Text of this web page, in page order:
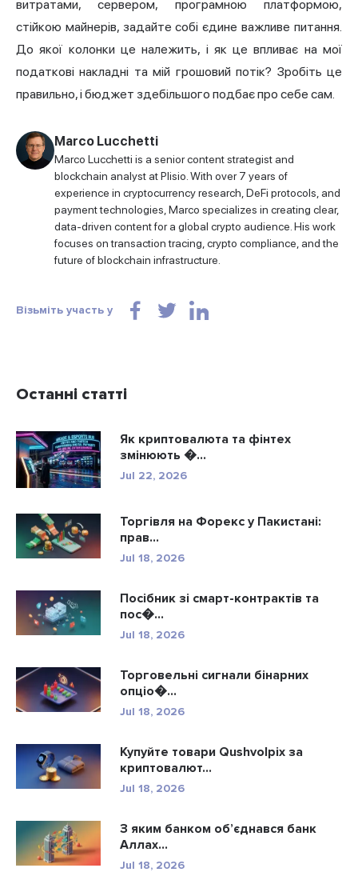
витратами, сервером, програмною платформою,
стійкою майнерів, задайте собі єдине важливе питання.
До якої колонки це належить, і як це впливає на мої
податкові накладні та мій грошовий потік? Зробіть це
правильно, і бюджет здебільшого подбає про себе сам.
Marco Lucchetti
Marco Lucchetti is a senior content strategist and
blockchain analyst at Plisio. With over 7 years of
experience in cryptocurrency research, DeFi protocols, and
payment technologies, Marco specializes in creating clear,
data-driven content for a global crypto audience. His work
focuses on transaction tracing, crypto compliance, and the
future of blockchain infrastructure.
Візьміть участь у
Останні статті
Як криптовалюта та фінтех
змінюють �...
Jul 22, 2026
Торгівля на Форекс у Пакистані:
прав...
Jul 18, 2026
Посібник зі смарт-контрактів та
пос�...
Jul 18, 2026
Торговельні сигнали бінарних
опціо�...
Jul 18, 2026
Купуйте товари Qushvolpix за
криптовалют...
Jul 18, 2026
З яким банком об’єднався банк
Аллах...
Jul 18, 2026